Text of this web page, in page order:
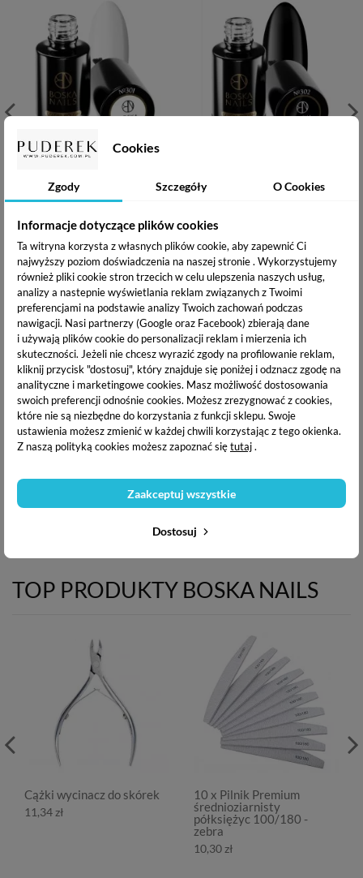
Cookies
Zgody Szczegóły O Cookies
Informacje dotyczące plików cookies
Ta witryna korzysta z własnych plików cookie, aby zapewnić Ci
najwyższy poziom doświadczenia na naszej stronie . Wykorzystujemy
również pliki cookie stron trzecich w celu ulepszenia naszych usług,
analizy a nastepnie wyświetlania reklam związanych z Twoimi
preferencjami na podstawie analizy Twoich zachowań podczas
nawigacji. Nasi partnerzy (Google oraz Facebook) zbierają dane
i używają plików cookie do personalizacji reklam i mierzenia ich
skuteczności. Jeżeli nie chcesz wyrazić zgody na profilowanie reklam,
kliknij przycisk "dostosuj", który znajduje się poniżej i odznacz zgodę na
analityczne i marketingowe cookies. Masz możliwość dostosowania
swoich preferencji odnośnie cookies. Możesz zrezygnować z cookies,
które nie są niezbędne do korzystania z funkcji sklepu. Swoje
ustawienia możesz zmienić w każdej chwili korzystając z tego okienka.
Z naszą polityką cookies możesz zapoznać siętutaj.
Dostosuj
Zaakceptuj wszystkie
hybrydowy 301 White
Angel 6 ml
hybrydowy 302 Black Hell
6 ml
OPIS PRODUKTU
DOSTAWA I PŁATNOŚĆ
Boska Nails Lakier hybrydowypozwoli na stworzenie
cudownych stylizacji. Duża paleta kolorów dogodzi nawet
najbardziej wymagającej klientce. Formuła lakieru idealnie
kryje już od 1 warstwy. Specjalnie frezowany pędzelek
znacznie skraca czas pracy. Zamknięty w eleganckiej czarnej
buteleczce, która stanie się ozdobą twojego salonu.
TOP PRODUKTY BOSKA NAILS
Cążki wycinacz do skórek
11,34 zł
10 x Pilnik Premium
średnioziarnisty
półksiężyc 100/180 -
zebra
10,30 zł